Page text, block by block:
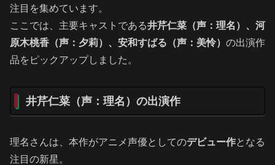
注目を集めています。
ここでは、主要キャストである井芹仁菜（声：理名）、河
原木桃香（声：夕莉）、安和すばる（声：美怜） の出演作
品をピックアップしました。
井芹仁菜（声：理名）の出演作
理名さんは、本作がアニメ声優としてのデビュー作となる
注目の新星。